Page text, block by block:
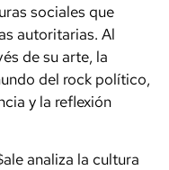
sociales que
autoritarias. Al
de su arte, la
del rock político,
y la reflexión
analiza la cultura